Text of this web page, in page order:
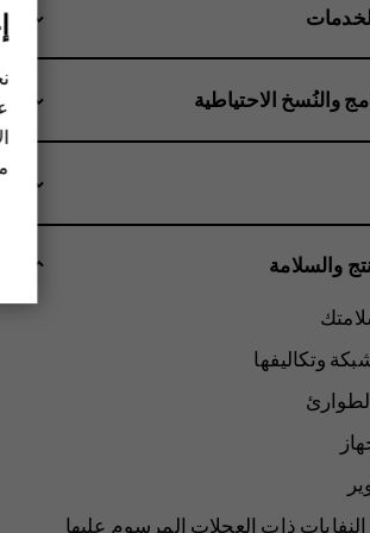
والنُسخ الاحتياطية
والسلامة
وتكاليفها
ذات العجلات المرسوم عليها